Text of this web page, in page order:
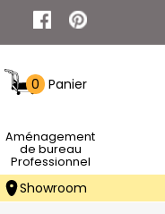
0 Panier
Aménagement
de bureau
Professionnel
Showroom